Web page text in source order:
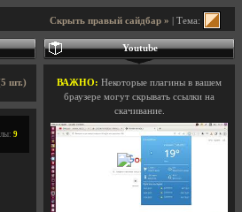
Скрыть правый сайдбар » | Тема:
шт.)
9
Youtube
ВАЖНО: Некоторые плагины в вашем
браузере могут скрывать ссылки на
скачивание.